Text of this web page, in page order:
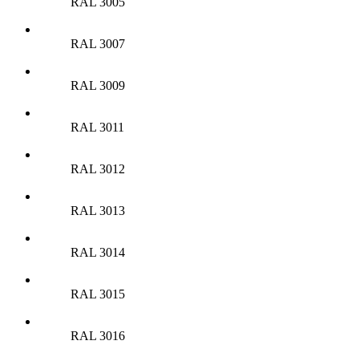
RAL 3007
RAL 3009
RAL 3011
RAL 3012
RAL 3013
RAL 3014
RAL 3015
RAL 3016